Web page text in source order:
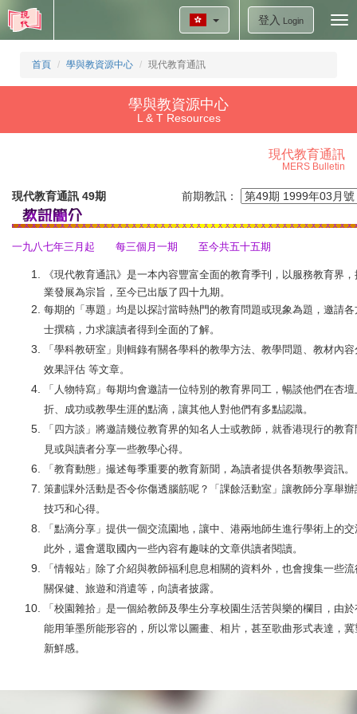
登入 Login
首頁 學與教資源中心 現代教育通訊
學與教資源中心
L & T Resources
現代教育通訊
MERS Bulletin
現代教育通訊 49期 前期教訊：
一九八七年三月起 每三個月一期 至今共五十五期
《現代教育通訊》是一本內容豐富全面的教育季刊，以服務教育界
業發展為宗旨，至今已出版了四十九期。
每期的「專題」均是以探討當時熱門的教育問題或現象為題，邀請
士撰稿，力求讓讀者得到全面的了解。
「學科教研室」則輯錄有關各學科的教學方法、教學問題、教材內
效果評估 等文章。
「人物特寫」每期均會邀請一位特別的教育界同工，暢談他們在杏
折、成功或教學生涯的點滴，讓其他人對他們有多點認識。
「四方談」將邀請幾位教育界的知名人士或教師，就香港現行的教
見或與讀者分享一些教學心得。
「教育動態」撮述每季重要的教育新聞，為讀者提供各類教學資
策劃課外活動是否令你傷透腦筋呢？「課餘活動室」讓教師分享舉
技巧和心得。
「點滴分享」提供一個交流園地，讓中、港兩地師生進行學術上的
此外，還會選取國內一些內容有趣味的文章供讀者閱讀。
「情報站」除了介紹與教師福利息息相關的資料外，也會搜集一些
關保健、旅遊和消遣等，向讀者披露。
「校園雜拾」是一個給教師及學生分享校園生活苦與樂的欄目，由
能用筆墨所能形容的，所以常以圖畫、相片，甚至歌曲形式表達，
新鮮感。